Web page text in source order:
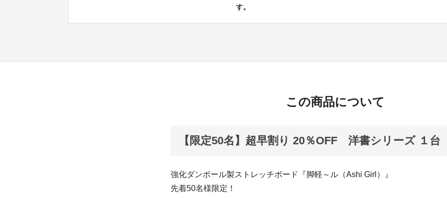
す。
この商品について
【限定50名】超早割り 20％OFF 洋書シリーズ １台
強化ダンボール製ストレッチボード『脚軽～ル（Ashi Girl）』
先着50名様限定！